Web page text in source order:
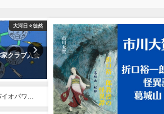
大河日々徒然
の全容
『犯罪・刑事ドラマの50年を一
気に駆け抜ける！（70年代をナ
メるなよ）』目次
2022年3月16日
オパワー